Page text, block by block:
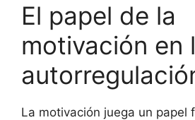
El papel de la
motivación en
La motivación juega un papel